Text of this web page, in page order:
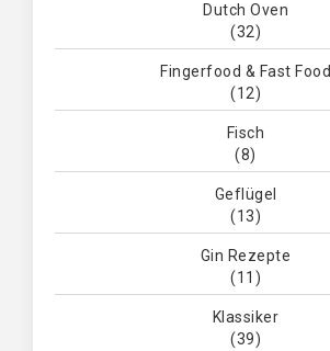
Dutch Oven
(32)
Fingerfood & Fast Food
(12)
Fisch
(8)
Geflügel
(13)
Gin Rezepte
(11)
Klassiker
(39)